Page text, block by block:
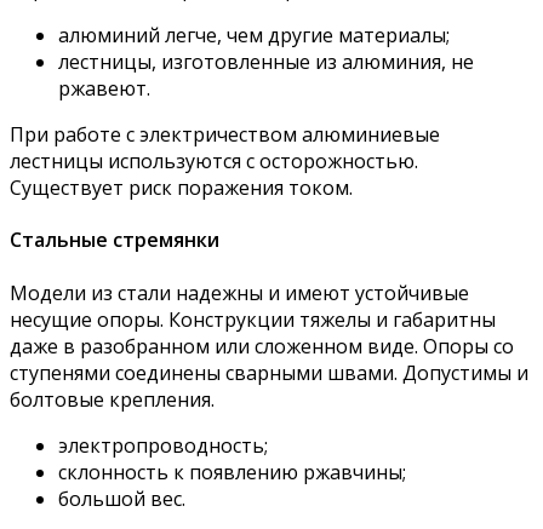
алюминий легче, чем другие материалы;
лестницы, изготовленные из алюминия, не
ржавеют.
При работе с электричеством алюминиевые
лестницы используются с осторожностью.
Существует риск поражения током.
Стальные стремянки
Модели из стали надежны и имеют устойчивые
несущие опоры. Конструкции тяжелы и габаритны
даже в разобранном или сложенном виде. Опоры со
ступенями соединены сварными швами. Допустимы и
болтовые крепления.
электропроводность;
склонность к появлению ржавчины;
большой вес.